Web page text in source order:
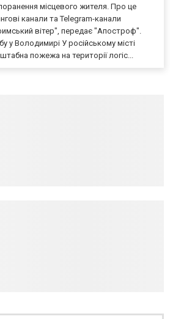
місцевого жителя. Про це
канали та Telegram-канали
вітер", передає "Апостроф".
у Володимирі У російському місті
пожежа на території логіс...